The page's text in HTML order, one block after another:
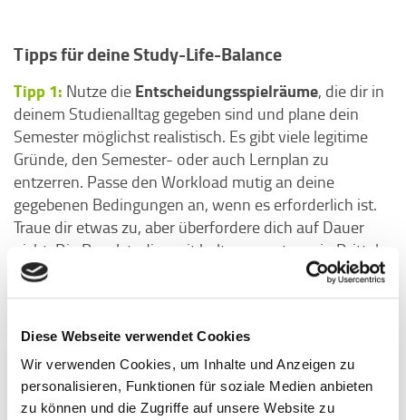
Diese Webseite verwendet Cookies
Wir verwenden Cookies, um Inhalte und Anzeigen zu
personalisieren, Funktionen für soziale Medien anbieten
zu können und die Zugriffe auf unsere Website zu
Tipps für deine Study-Life-Balance
Tipp 1: Nutze die Entscheidungsspielräume, die dir in
deinem Studienalltag gegeben sind und plane dein
Semester möglichst realistisch. Es gibt viele legitime
Gründe, den Semester- oder auch Lernplan zu
entzerren. Passe den Workload mutig an deine
gegebenen Bedingungen an, wenn es erforderlich ist.
Traue dir etwas zu, aber überfordere dich auf Dauer
nicht. Die Regelstudienzeit halten nur etwa ein Drittel
der Studierenden ein – du wärst mit einer längeren
Studiendauer keine Ausnahme.
Tipp 2:Auf Phasen der Anspannung und Anstrengung
müssen
Zeiten der Entlastung und Erholung folgen
um wieder in Balance zu kommen. Plane daher täglich
regelmäßige Pausen ein und halte dir ein bis zwei Tage